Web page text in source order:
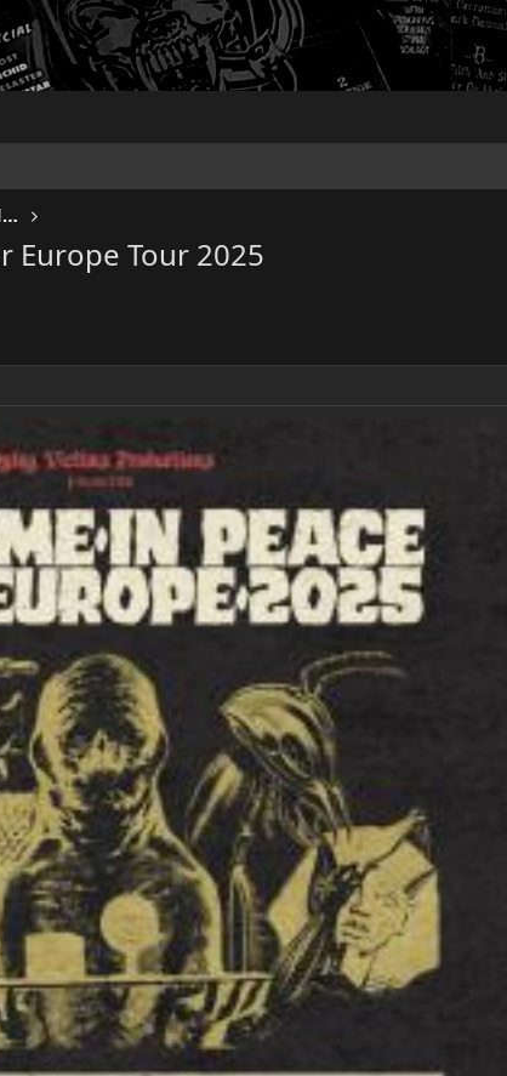
KEEP US ON THE ROAD - Gigs & Tourdates
Europe Tour 2025